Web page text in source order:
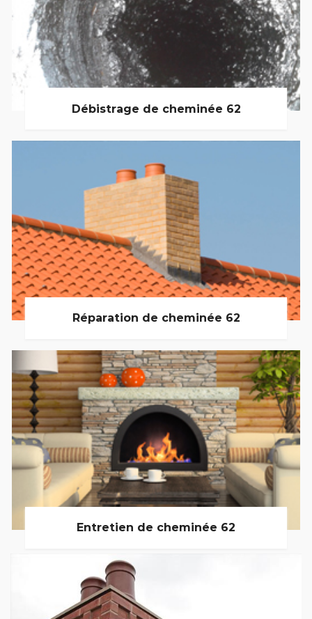
Débistrage de cheminée 62
Réparation de cheminée 62
Entretien de cheminée 62